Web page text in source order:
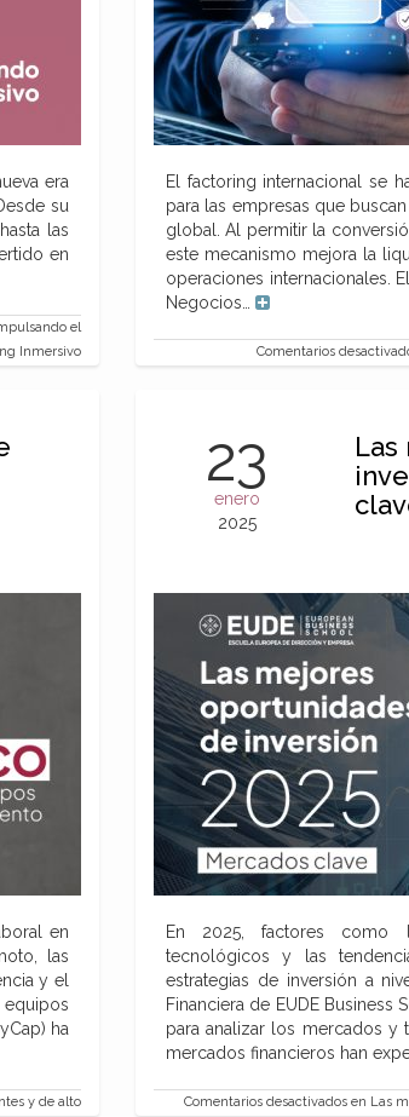
era
su
las
en
el
Inmersivo
El factoring internacional se
para las empresas que
global. Al permitir la
este mecanismo mejora la
operaciones internacionales.
Negocios…
Comentarios
en
las
y el
ha
y de alto
23
enero
2025
En 2025, factores como
tecnológicos y las
estrategias de inversión a
Financiera de EUDE
para analizar los mercados
mercados financieros han
Comentarios desactivados en Las